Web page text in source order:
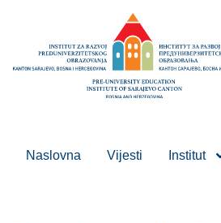
Naslovna Vijesti Institut